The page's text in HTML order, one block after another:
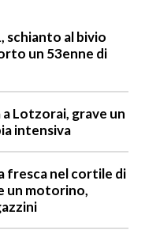
schianto al bivio
un 53enne di
Lotzorai, grave un
intensiva
fresca nel cortile di
un motorino,